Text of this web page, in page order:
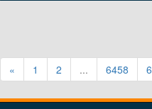
« 1 2 ... 6458